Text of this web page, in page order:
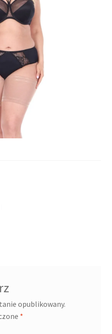
opublikowany.
*